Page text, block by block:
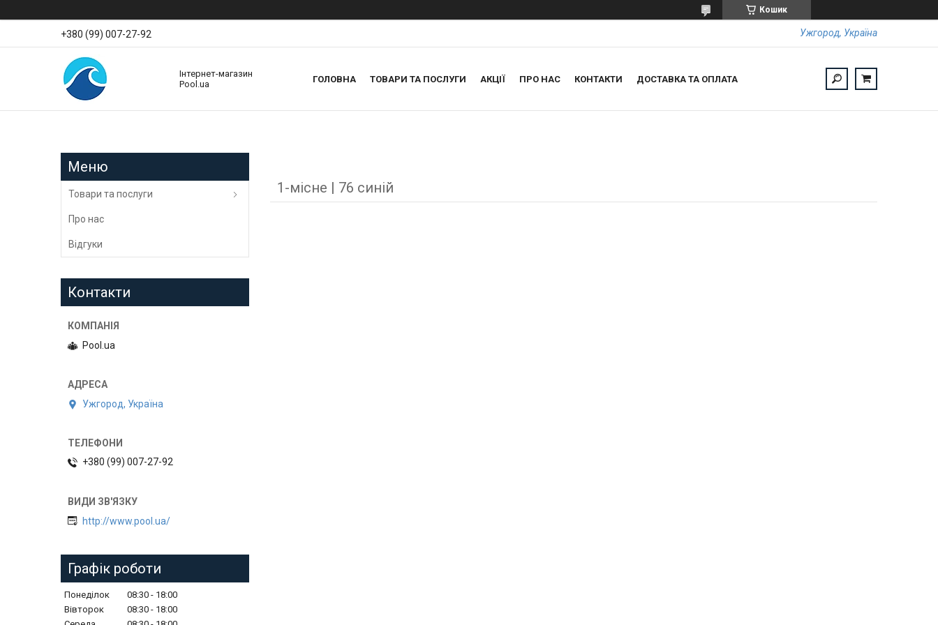
Кошик
+380 (99) 007-27-92 Ужгород, Україна
Інтернет-магазин
Pool.ua
ГОЛОВНА ТОВАРИ ТА ПОСЛУГИ АКЦІЇ ПРО НАС КОНТАКТИ ДОСТАВКА ТА ОПЛАТА
1-місне | 76 синій
Товари та послуги
Про нас
Відгуки
Контакти
Pool.ua
Ужгород, Україна
+380 (99) 007-27-92
http://www.pool.ua/
Графік роботи
Понеділок 08:30
18:00
Вівторок
08:30
18:00